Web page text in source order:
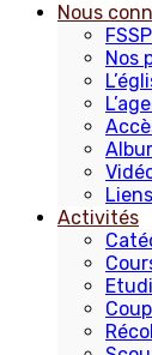
Nous
FSSP
Nos
Liens
Activités